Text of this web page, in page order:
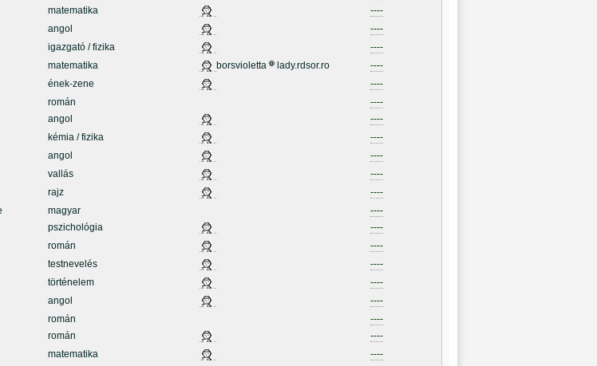
matematika ----
angol ----
igazgató / fizika ----
matematika borsvioletta lady.rdsor.ro ----
ének-zene ----
román ----
angol ----
kémia / fizika ----
angol ----
vallás ----
rajz ----
magyar ----
pszichológia ----
román ----
testnevelés ----
történelem ----
angol ----
román ----
román ----
matematika ----